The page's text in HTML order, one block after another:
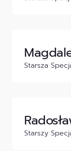
Starsza
Starszy